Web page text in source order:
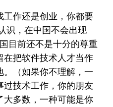
工作还是创业，你都要
识，在中国不会出现
目前还不是十分的尊重
在把软件技术人才当作
。（如果你不理解，一
技术工作，你的朋友
大多数，一种可能是你